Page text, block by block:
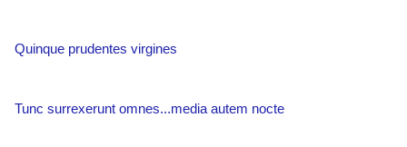
Quinque prudentes virgines
Tunc surrexerunt omnes...media autem nocte